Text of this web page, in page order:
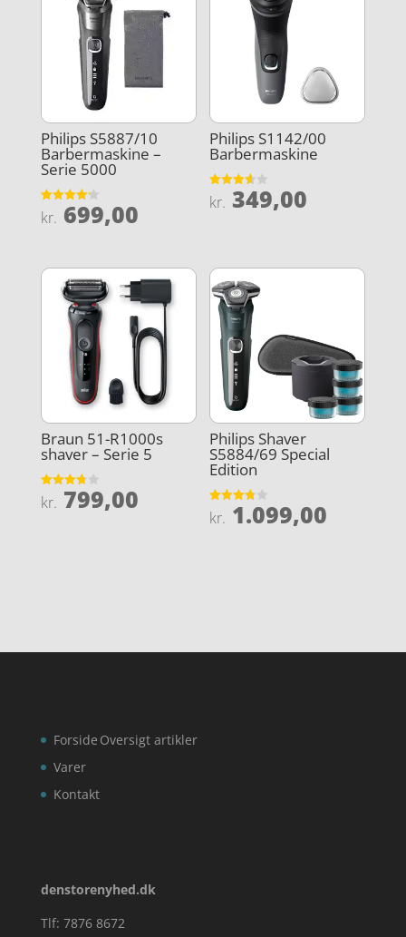
Philips S5887/10
Barbermaskine –
Serie 5000
Vurderet
4.2
kr. 699,00
Philips S1142/00
Barbermaskine
Vurderet
3.6
kr. 349,00
Braun 51-R1000s
shaver – Serie 5
Vurderet
3.7
kr. 799,00
Philips Shaver
S5884/69 Special
Edition
Vurderet
3.8
kr. 1.099,00
Forside
Varer
Kontakt
Oversigt artikler
denstorenyhed.dk
Tlf: 7876 8672